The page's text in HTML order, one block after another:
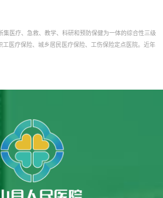
医疗、急救、教学、科研和预防保健为一体的综合性三级
工医疗保险、城乡居民医疗保险、工伤保险定点医院。近年